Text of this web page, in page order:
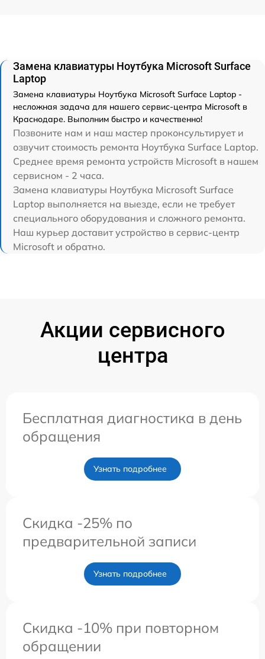
Замена клавиатуры Ноутбука Microsoft Surface
Laptop
Замена клавиатуры Ноутбука Microsoft Surface Laptop -
несложная задача для нашего сервис-центра Microsoft в
Краснодаре. Выполним быстро и качественно!
Позвоните нам и наш мастер проконсультирует и
озвучит стоимость ремонта Ноутбука Surface Laptop.
Среднее время ремонта устройств Microsoft в нашем
сервисном - 2 часа.
Замена клавиатуры Ноутбука Microsoft Surface
Laptop выполняется на выезде, если не требует
специального оборудования и сложного ремонта.
Наш курьер доставит устройство в сервис-центр
Microsoft и обратно.
Акции сервисного
центра
Бесплатная диагностика в день
обращения
Узнать подробнее
Скидка -25% по
предварительной записи
Узнать подробнее
Скидка -10% при повторном
обращении